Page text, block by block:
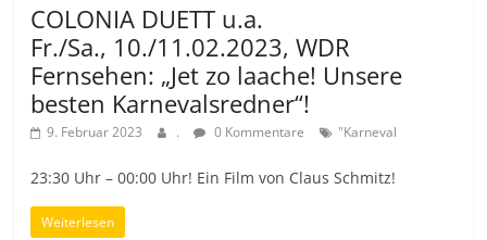
COLONIA DUETT u.a.
Fr./Sa., 10./11.02.2023, WDR
Fernsehen: „Jet zo laache! Unsere
besten Karnevalsredner“!
9. Februar 2023 . 0 Kommentare "Karneval
23:30 Uhr – 00:00 Uhr! Ein Film von Claus Schmitz!
Weiterlesen